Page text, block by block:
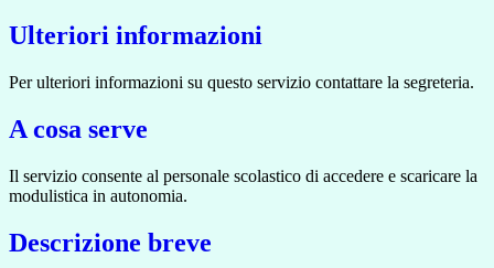
Ulteriori informazioni
Per ulteriori informazioni su questo servizio contattare la segreteria.
A cosa serve
Il servizio consente al personale scolastico di accedere e scaricare la
modulistica in autonomia.
Descrizione breve